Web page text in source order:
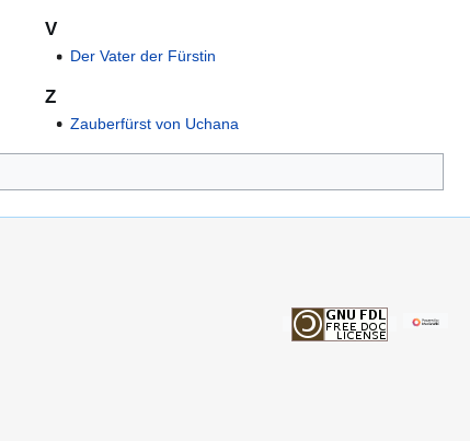
V
Der Vater der Fürstin
Z
Zauberfürst von Uchana